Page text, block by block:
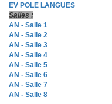
EV POLE LANGUES
Salles :
AN - Salle 1
AN - Salle 2
AN - Salle 3
AN - Salle 4
AN - Salle 5
AN - Salle 6
AN - Salle 7
AN - Salle 8